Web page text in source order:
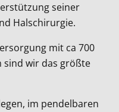
seiner
Halschirurgie.
mit ca 700
sind wir das größte
im pendelbaren